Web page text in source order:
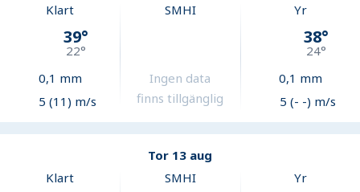
Klart
39°
22°
0,1 mm
5 (11) m/s
SMHI
Ingen data
finns tillgänglig
Yr
38°
24°
0,1 mm
5 (- -) m/s
Tor 13 aug
Klart
SMHI Yr